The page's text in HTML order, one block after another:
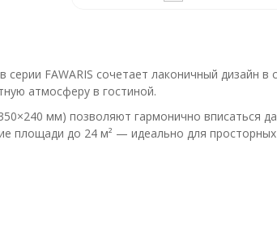
FAWARIS сочетает лаконичный дизайн в
атмосферу в гостиной.
мм) позволяют гармонично вписаться
площади до 24 м² — идеально для